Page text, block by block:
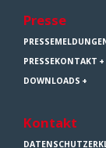
Presse
PRESSEKONTAKT
DOWNLOADS
Kontakt